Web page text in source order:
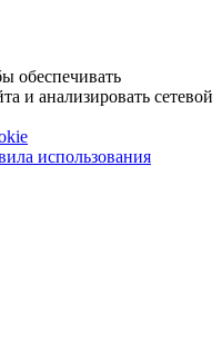
обеспечивать
и анализировать сетевой
использования